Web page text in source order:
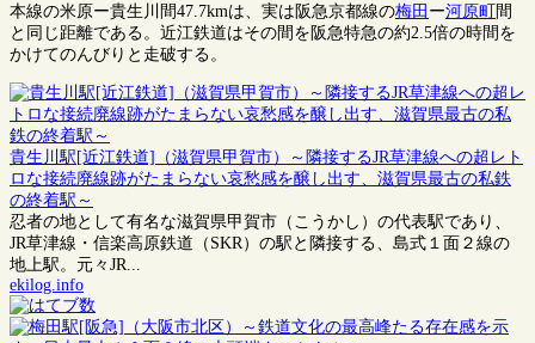
本線の米原ー貴生川間47.7kmは、実は阪急京都線の梅田 ー河原町 間
と同じ距離である。近江鉄道はその間を阪急特急の約2.5倍の時間を
かけてのんびりと走破する。
貴生川駅[近江鉄道]（滋賀県甲賀市）～隣接するJR草津線への超レト
ロな接続廃線跡がたまらない哀愁感を醸し出す、滋賀県最古の私鉄
の終着駅～
忍者の地として有名な滋賀県甲賀市（こうかし）の代表駅であり、
JR草津線・信楽高原鉄道（SKR）の駅と隣接する、島式１面２線の
地上駅。元々JR...
ekilog.info